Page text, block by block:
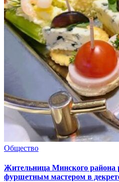
Общество
Жительница Минского района
фуршетным мастером в